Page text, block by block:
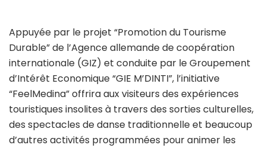
Appuyée par le projet “Promotion du Tourisme
Durable” de l’Agence allemande de coopération
internationale (GIZ) et conduite par le Groupement
d’Intérêt Economique “GIE M’DINTI”, l’initiative
“FeelMedina” offrira aux visiteurs des expériences
touristiques insolites à travers des sorties culturelles,
des spectacles de danse traditionnelle et beaucoup
d’autres activités programmées pour animer les